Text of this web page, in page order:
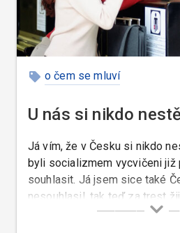
o čem se mluví
U nás si nikdo
Já vím, že v Česku si nikdo
byli socializmem vycvičeni již
souhlasit. Já jsem sice také
nesouhlasil, tak teď za trest
tudíž Americkým občanem a